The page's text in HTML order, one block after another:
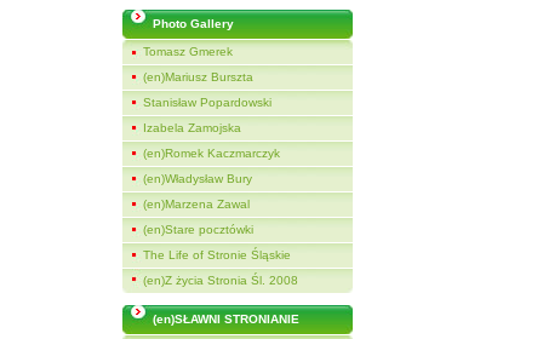
Photo Gallery
Tomasz Gmerek
(en)Mariusz Burszta
Stanisław Popardowski
Izabela Zamojska
(en)Romek Kaczmarczyk
(en)Władysław Bury
(en)Marzena Zawal
(en)Stare pocztówki
The Life of Stronie Śląskie
(en)Z życia Stronia Śl. 2008
(en)SŁAWNI STRONIANIE